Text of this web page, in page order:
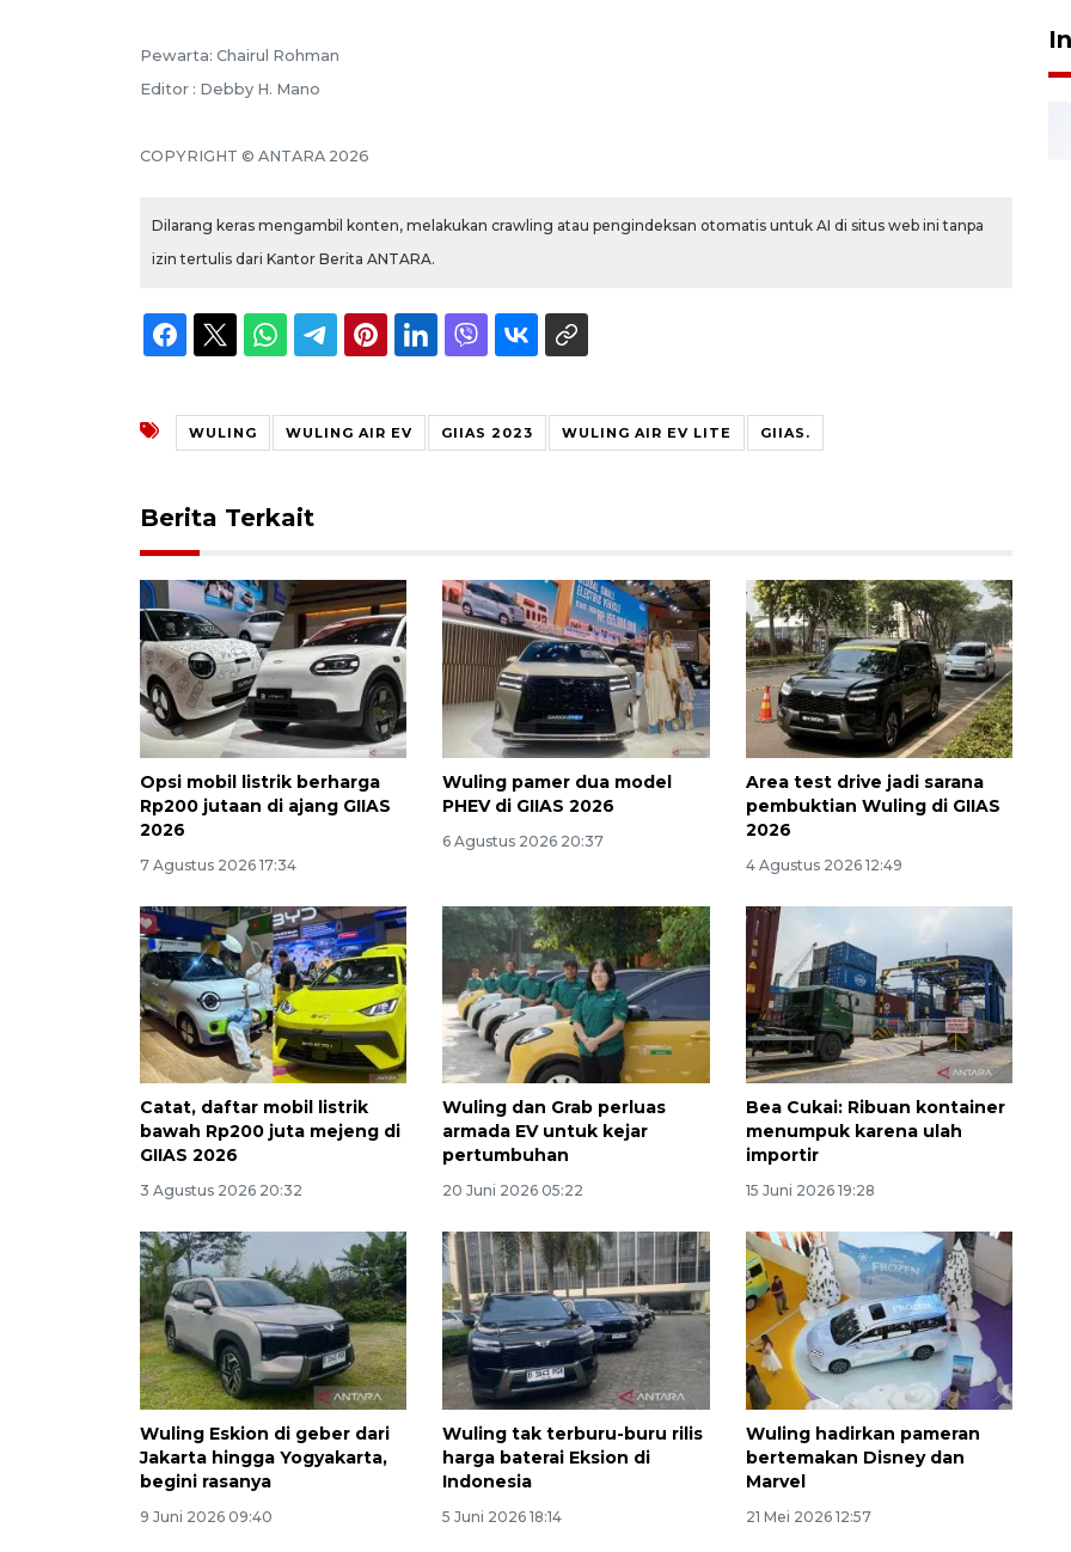
Pewarta: Chairul Rohman
Editor : Debby H. Mano
COPYRIGHT © ANTARA 2026
Dilarang keras mengambil konten, melakukan crawling atau pengindeksan otomatis untuk AI di situs web ini tanpa
izin tertulis dari Kantor Berita ANTARA.
WULING WULING AIR EV GIIAS 2023 WULING AIR EV LITE GIIAS.
Berita Terkait
Opsi mobil listrik berharga
Rp200 jutaan di ajang GIIAS
2026
7 Agustus 2026 17:34
Wuling pamer dua model
PHEV di GIIAS 2026
6 Agustus 2026 20:37
Area test drive jadi sarana
pembuktian Wuling di GIIAS
2026
4 Agustus 2026 12:49
Catat, daftar mobil listrik
bawah Rp200 juta mejeng di
GIIAS 2026
3 Agustus 2026 20:32
Wuling dan Grab perluas
armada EV untuk kejar
pertumbuhan
20 Juni 2026 05:22
Bea Cukai: Ribuan kontainer
menumpuk karena ulah
importir
15 Juni 2026 19:28
Wuling Eskion di geber dari
Jakarta hingga Yogyakarta,
begini rasanya
9 Juni 2026 09:40
Wuling tak terburu-buru rilis
harga baterai Eksion di
Indonesia
5 Juni 2026 18:14
Wuling hadirkan pameran
bertemakan Disney dan
Marvel
21 Mei 2026 12:57
160 ribu sambungan baru
jaringan gas 2026
2026-08-07 18:00:00